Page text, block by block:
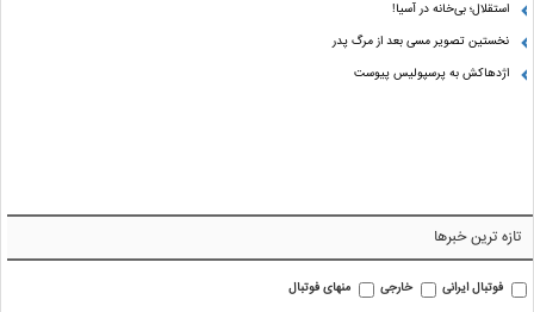
استقلال؛ بی‌خانه در آسیا!
نخستین تصویر مسی بعد از مرگ پدر
اژدهاکش به پرسپولیس پیوست
تازه ترین خبرها
فوتبال ایرانی خارجی
منهای فوتبال